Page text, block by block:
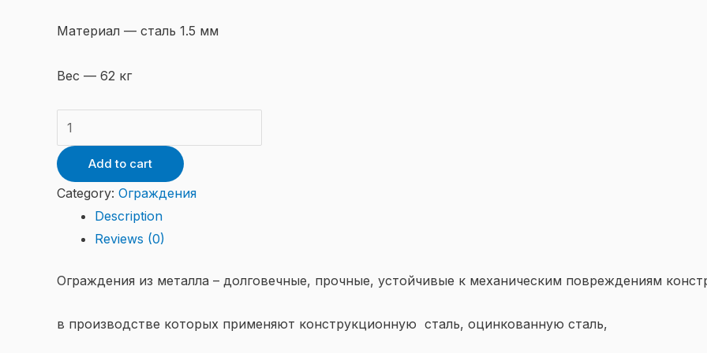
Материал — сталь 1.5 мм
Вес — 62 кг
Панель
ворот
007
quantity
Add to cart
Category: Ограждения
Description
Reviews (0)
Ограждения из металла – долговечные, прочные, устойчивые к механическим повреждениям
в производстве которых применяют конструкционную сталь, оцинкованную сталь,